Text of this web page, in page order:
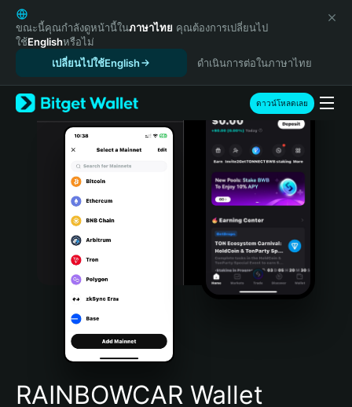
English
日本語
Tiếng Việt
Español (Latinoamérica)
Türkçe
Italiano
Português (Portugal)
Bahasa Indonesia
Português (Brasil)
Español (Argentina)
ขณะนี้คุณกำลังดูหน้านี้ในภาษาไทย คุณต้องการเปลี่ยนไป
ใช้Englishหรือไม่
เปลี่ยนไปใช้English
ดำเนินการต่อในภาษาไทย
ดาวน์โหลดเลย
RAINBOWCAR Wallet